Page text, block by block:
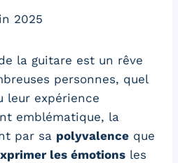
2025
la guitare est un rêve
personnes, quel
leur expérience
emblématique, la
par sa polyvalence que
les émotions les